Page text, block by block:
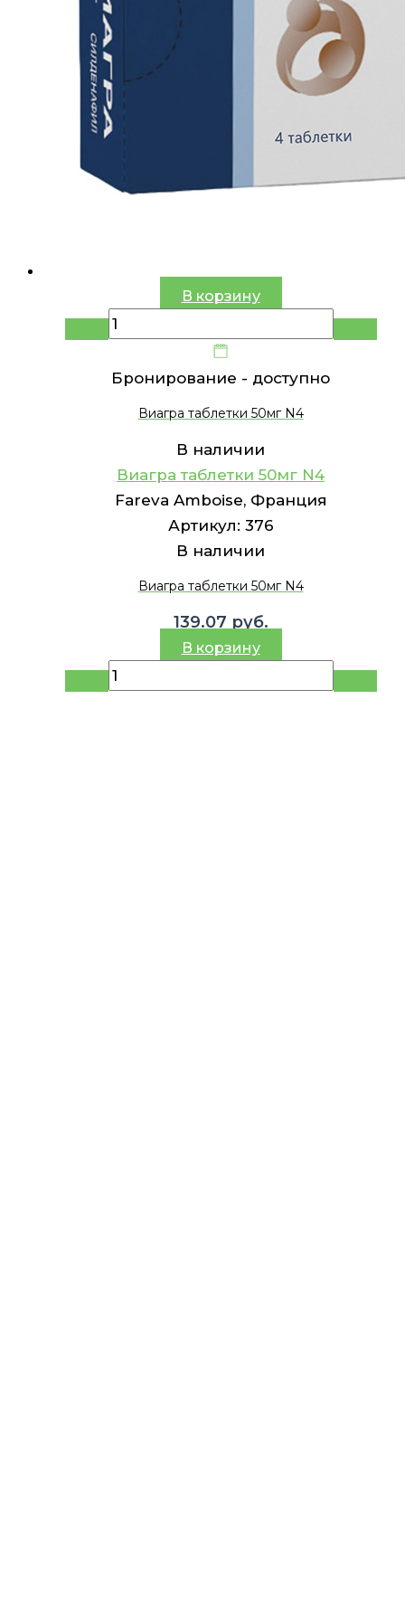
В корзину
Бронирование - доступно
Виагра таблетки 50мг N4
В наличии
Виагра таблетки 50мг N4
Fareva Amboise, Франция
Артикул: 376
В наличии
Виагра таблетки 50мг N4
139.07 руб.
В корзину